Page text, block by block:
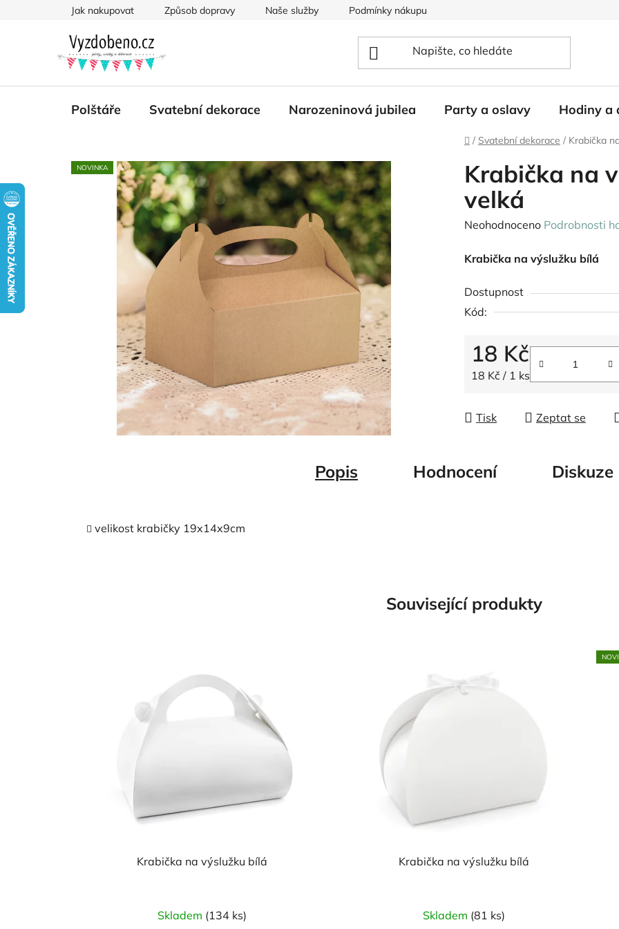
Jak nakupovat Způsob dopravy Naše služby Podmínky nákupu
Polštáře Svatební dekorace Narozeninová jubilea Party a oslavy Hodiny a
Domů
/ Svatební dekorace / Krabička
Krabička na
velká
Průměrné
produktu
0,0
z
hvězdiček.
Neohodnoceno Podrobnosti
Krabička na výslužku bílá
Dostupnost
Kód:
18 Kč
Měrná cena:
18 Kč / 1 ks
Tisk Zeptat se
NOVINKA
Popis Hodnocení Diskuze
velikost krabičky 19x14x9cm
Související produkty
Krabička na výslužku bílá
Skladem (134 ks)
Krabička na výslužku bílá
Skladem (81 ks)